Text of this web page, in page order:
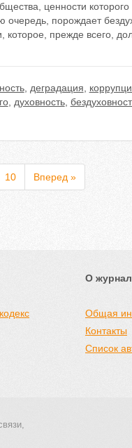
ценности которого
порождает
которое, прежде всего,
, деградация
, духовность,
10 Вперед »
О
Общая
Контакты
Список